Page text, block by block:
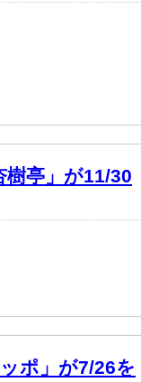
樹亭」が11/30
ポ」が7/26を